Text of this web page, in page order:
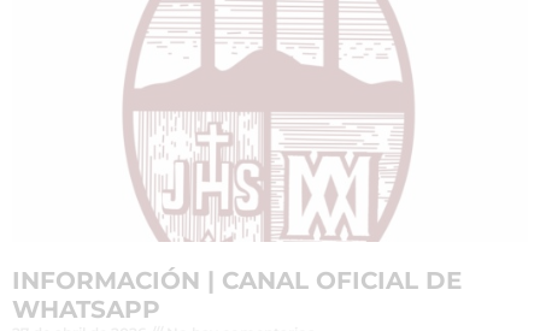
INFORMACIÓN | CANAL OFICIAL DE
WHATSAPP